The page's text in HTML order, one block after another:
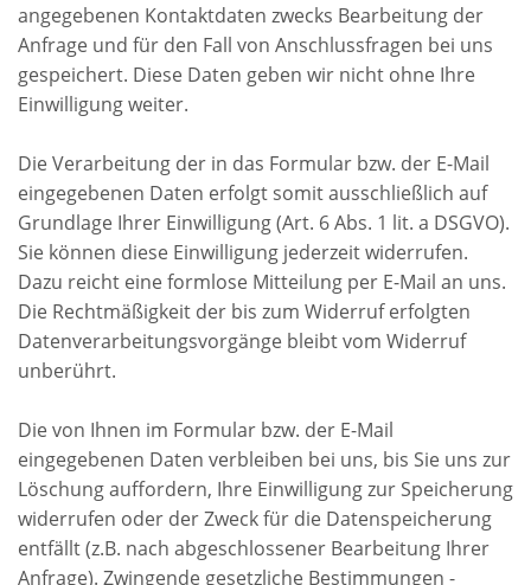
angegebenen Kontaktdaten zwecks Bearbeitung der
Anfrage und für den Fall von Anschlussfragen bei uns
gespeichert. Diese Daten geben wir nicht ohne Ihre
Einwilligung weiter.
Die Verarbeitung der in das Formular bzw. der E-Mail
eingegebenen Daten erfolgt somit ausschließlich auf
Grundlage Ihrer Einwilligung (Art. 6 Abs. 1 lit. a DSGVO).
Sie können diese Einwilligung jederzeit widerrufen.
Dazu reicht eine formlose Mitteilung per E-Mail an uns.
Die Rechtmäßigkeit der bis zum Widerruf erfolgten
Datenverarbeitungsvorgänge bleibt vom Widerruf
unberührt.
Die von Ihnen im Formular bzw. der E-Mail
eingegebenen Daten verbleiben bei uns, bis Sie uns zur
Löschung auffordern, Ihre Einwilligung zur Speicherung
widerrufen oder der Zweck für die Datenspeicherung
entfällt (z.B. nach abgeschlossener Bearbeitung Ihrer
Anfrage). Zwingende gesetzliche Bestimmungen -